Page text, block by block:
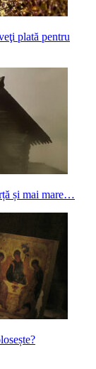
plată pentru
și mai mare…